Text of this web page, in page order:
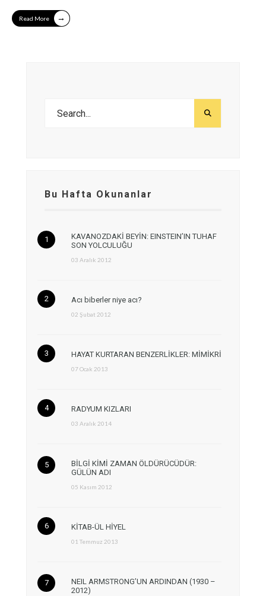
Read More →
Bu Hafta Okunanlar
KAVANOZDAKİ BEYİN: EINSTEIN’IN TUHAF
SON YOLCULUĞU
03 Aralık 2012
Acı biberler niye acı?
02 Şubat 2012
HAYAT KURTARAN BENZERLİKLER: MİMİKRİ
07 Ocak 2013
RADYUM KIZLARI
03 Aralık 2014
BİLGİ KİMİ ZAMAN ÖLDÜRÜCÜDÜR:
GÜLÜN ADI
05 Kasım 2012
KİTAB-ÜL HİYEL
01 Temmuz 2013
NEIL ARMSTRONG’UN ARDINDAN (1930 –
2012)